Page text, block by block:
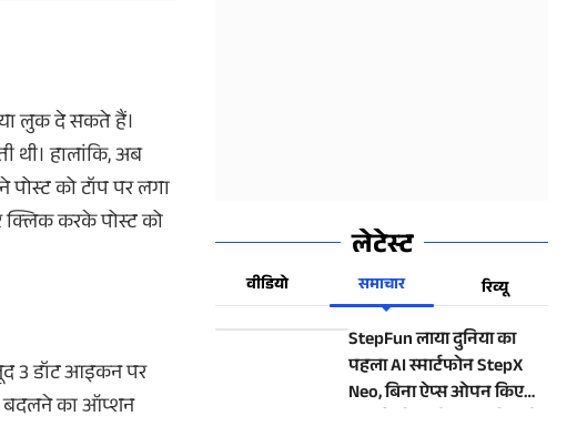
लुक दे सकते हैं।
थी। हालांकि, अब
को टॉप पर लगा
करके पोस्ट को
3 डॉट आइकन पर
बदलने का ऑप्शन
लेटेस्ट
वीडियो समाचार रिव्यू
StepFun लाया दुनिया का
पहला AI स्मार्टफोन StepX
Neo, बिना ऐप्स ओपन किए